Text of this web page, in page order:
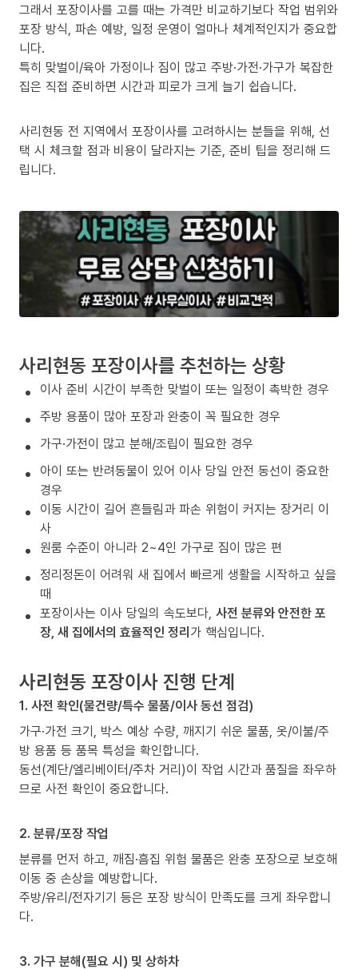
그래서 포장이사를 고를 때는 가격만 비교하기보다 작업 범위와
포장 방식, 파손 예방, 일정 운영이 얼마나 체계적인지가 중요합
니다.
특히 맞벌이/육아 가정이나 짐이 많고 주방·가전·가구가 복잡한
집은 직접 준비하면 시간과 피로가 크게 늘기 쉽습니다.
사리현동 전 지역에서 포장이사를 고려하시는 분들을 위해, 선
택 시 체크할 점과 비용이 달라지는 기준, 준비 팁을 정리해 드
립니다.
사리현동 포장이사를 추천하는 상황
이사 준비 시간이 부족한 맞벌이 또는 일정이 촉박한 경우
주방 용품이 많아 포장과 완충이 꼭 필요한 경우
가구·가전이 많고 분해/조립이 필요한 경우
아이 또는 반려동물이 있어 이사 당일 안전 동선이 중요한
경우
이동 시간이 길어 흔들림과 파손 위험이 커지는 장거리 이
사
원룸 수준이 아니라 2~4인 가구로 짐이 많은 편
정리정돈이 어려워 새 집에서 빠르게 생활을 시작하고 싶을
때
포장이사는 이사 당일의 속도보다, 사전 분류와 안전한 포
장, 새 집에서의 효율적인 정리가 핵심입니다.
사리현동 포장이사 진행 단계
1. 사전 확인(물건량/특수 물품/이사 동선 점검)
가구·가전 크기, 박스 예상 수량, 깨지기 쉬운 물품, 옷/이불/주
방 용품 등 품목 특성을 확인합니다.
동선(계단/엘리베이터/주차 거리)이 작업 시간과 품질을 좌우하
므로 사전 확인이 중요합니다.
2. 분류/포장 작업
분류를 먼저 하고, 깨짐·흠집 위험 물품은 완충 포장으로 보호해
이동 중 손상을 예방합니다.
주방/유리/전자기기 등은 포장 방식이 만족도를 크게 좌우합니
다.
3. 가구 분해(필요 시) 및 상하차